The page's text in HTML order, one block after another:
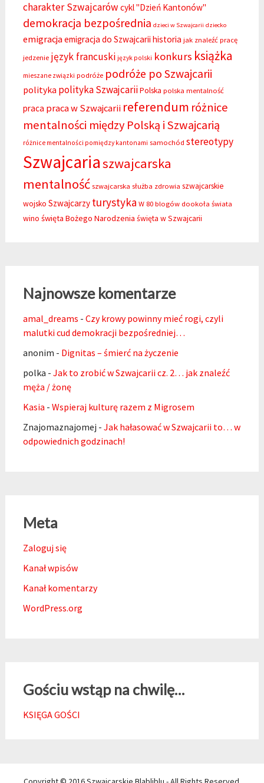
charakter Szwajcarów cykl "Dzień Kantonów"
demokracja bezpośrednia dzieci w Szwajcarii dziecko
emigracjaemigracja do Szwajcarii historia jak znaleźć pracę
jedzenie język francuski język polski konkurs książka
mieszane związki podróże podróże po Szwajcarii
polityka polityka SzwajcariiPolska polska mentalność
praca praca w Szwajcarii referendum różnice
mentalności między Polską i Szwajcarią
różnice mentalności pomiędzy kantonami samochód stereotypy
Szwajcariaszwajcarska
mentalność szwajcarska służba zdrowia szwajcarskie
wojsko Szwajcarzy turystyka W 80 blogów dookoła świata
wino święta Bożego Narodzenia święta w Szwajcarii
Najnowsze komentarze
amal_dreams - Czy krowy powinny mieć rogi, czyli
malutki cud demokracji bezpośredniej…
anonim - Dignitas – śmierć na życzenie
polka - Jak to zrobić w Szwajcarii cz. 2… jak znaleźć
męża / żonę
Kasia - Wspieraj kulturę razem z Migrosem
Znajomaznajomej - Jak hałasować w Szwajcarii to… w
odpowiednich godzinach!
Meta
Zaloguj się
Kanał wpisów
Kanał komentarzy
WordPress.org
Gościu wstąp na chwilę…
KSIĘGA GOŚCI